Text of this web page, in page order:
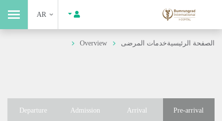
AR
الصفحة الرئيسيةخدمات المرضى Overview
Pre-arrival
Arrival
Admission
Departure